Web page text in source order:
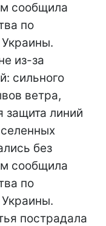
сообщила
по
из-за
сильного
ветра,
защита линий
без
сообщила
по
пострадала